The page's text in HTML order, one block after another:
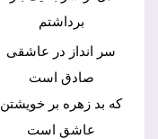
برداشتم
سر انداز در عاشقی
صادق است
که بد زهره بر خویشتن
عاشق است